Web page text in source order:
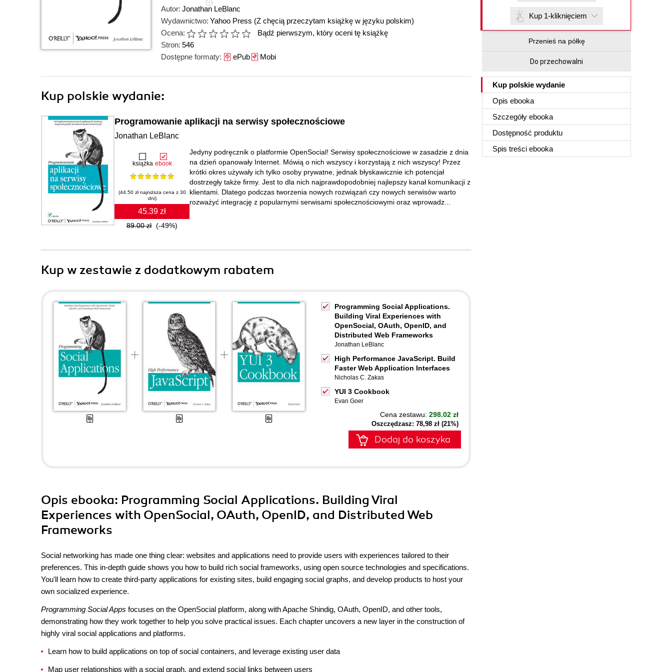
Autor: Jonathan LeBlanc
Wydawnictwo: Yahoo Press (Z chęcią przeczytam książkę w języku polskim)
Ocena:
Bądź pierwszym, który oceni tę książkę
Stron: 546
Dostępne formaty: ePubMobi
Kup 1-kliknięciem
Przenieś na półkę
Do przechowalni
Kup polskie wydanie
Opis ebooka
Szczegóły ebooka
Dostępność produktu
Spis treści ebooka
Kup polskie wydanie:
Programowanie aplikacji na serwisy społecznościowe
Jonathan LeBlanc
książka ebook
(44.50 zł najniższa cena z 30
dni)
45.39 zł
89.00 zł (-49%)
Jedyny podręcznik o platformie OpenSocial! Serwisy społecznościowe w zasadzie z dnia
na dzień opanowały Internet. Mówią o nich wszyscy i korzystają z nich wszyscy! Przez
krótki okres używały ich tylko osoby prywatne, jednak błyskawicznie ich potencjał
dostrzegły także firmy. Jest to dla nich najprawdopodobniej najlepszy kanał komunikacji z
klientami. Dlatego podczas tworzenia nowych rozwiązań czy nowych serwisów warto
rozważyć integrację z popularnymi serwisami społecznościowymi oraz wprowadz...
Kup w zestawie z dodatkowym rabatem
Programming Social Applications.
Building Viral Experiences with
OpenSocial, OAuth, OpenID, and
Distributed Web Frameworks
Jonathan LeBlanc
High Performance JavaScript. Build
Faster Web Application Interfaces
Nicholas C. Zakas
YUI 3 Cookbook
Evan Goer
Cena zestawu: 298.02 zł
Oszczędzasz: 78,98 zł (21%)
Dodaj do koszyka
Opis ebooka: Programming Social Applications. Building Viral
Experiences with OpenSocial, OAuth, OpenID, and Distributed Web
Frameworks
Social networking has made one thing clear: websites and applications need to provide users with experiences tailored to their
preferences. This in-depth guide shows you how to build rich social frameworks, using open source technologies and specifications.
You'll learn how to create third-party applications for existing sites, build engaging social graphs, and develop products to host your
own socialized experience.
Programming Social Apps focuses on the OpenSocial platform, along with Apache Shindig, OAuth, OpenID, and other tools,
demonstrating how they work together to help you solve practical issues. Each chapter uncovers a new layer in the construction of
highly viral social applications and platforms.
Learn how to build applications on top of social containers, and leverage existing user data
Map user relationships with a social graph, and extend social links between users